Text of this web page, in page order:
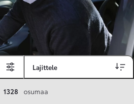
Lajittele
1328 osumaa